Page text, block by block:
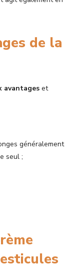
de la
avantages et
généralement
seul ;